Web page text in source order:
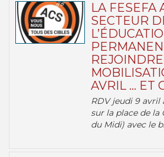
LA FESEFA
SECTEUR
AVRIL … ET
RDV jeudi 9 avril
sur la place de
du Midi) avec le